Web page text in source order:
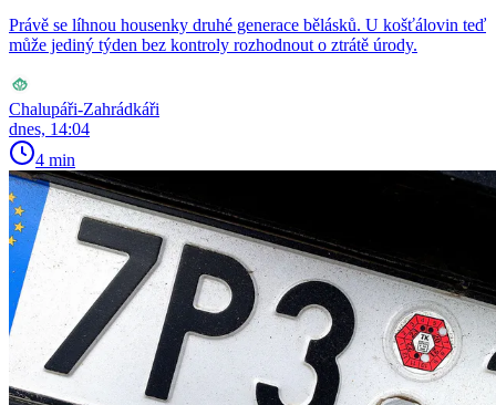
Právě se líhnou housenky druhé generace bělásků. U košťálovin teď
může jediný týden bez kontroly rozhodnout o ztrátě úrody.
Chalupáři-Zahrádkáři
dnes, 14:04
4 min